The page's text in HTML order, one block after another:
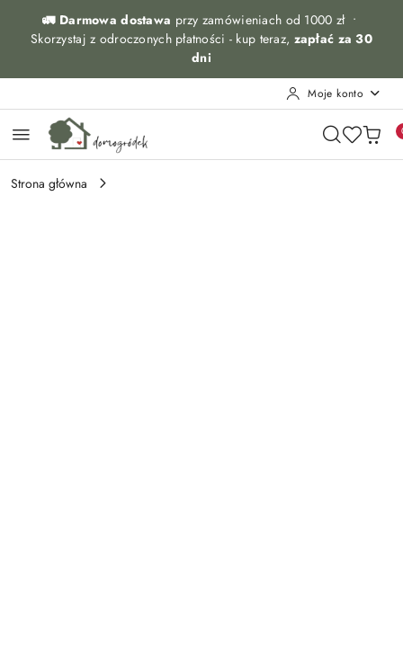
Przejdź do treści głównej
Przejdź do wyszukiwarki
Przejdź do moje konto
Przejdź do menu głównego
Przejdź do opisu produktu
Przejdź do stopki
🚛 Darmowa dostawa przy zamówieniach od 1000 zł •
Skorzystaj z odroczonych płatności - kup teraz, zapłać za 30
dni
Moje konto
Strona główna